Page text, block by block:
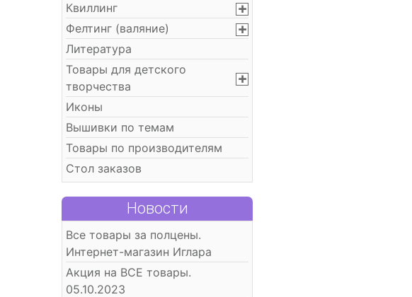
Квиллинг
Фелтинг (валяние)
Литература
Товары для детского
творчества
Иконы
Вышивки по темам
Товары по производителям
Стол заказов
Новости
Все товары за полцены.
Интернет-магазин Иглара
Акция на ВСЕ товары.
05.10.2023